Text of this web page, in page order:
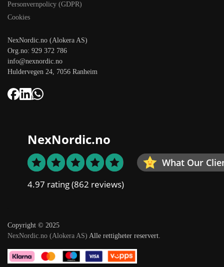
Personvernpolicy (GDPR)
Cookies
NexNordic.no (Alokera AS)
Org.no: 929 372 786
info@nexnordic.no
Huldervegen 24, 7056 Ranheim
NexNordic.no
What Our
4.97 rating(862 reviews)
Copyright © 2025
NexNordic.no (Alokera AS) Alle rettigheter reservert.